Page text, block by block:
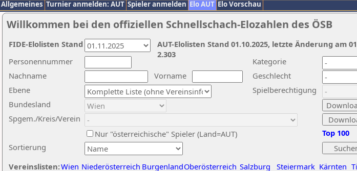
Allgemeines Turnier anmelden: AUT Spieler anmelden Elo AUT Elo Vorschau
Willkommen bei den offiziellen Schnellschach-Elozahlen des ÖSB
Nachname
Vorname
Ebene
Kategorie
Sortierung
Personennummer
Bundesland
Spgem./Kreis/Verein
Geschlecht
Nur "österreichische" Spieler (Land=AUT)
Spielberechtigung
Vereinslisten:Wien Niederösterreich BurgenlandOberösterreich Salzburg Steiermark Kärnten
Top 100
AUT-Elolisten Stand 01.10.2025, letzte Änderung am
2.303
FIDE-Elolisten Stand